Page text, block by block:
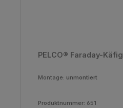
PELCO® Faraday-Käfig
Montage: unmontiert
Produktnummer: 651